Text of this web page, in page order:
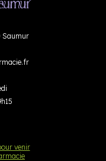
Saumur
venir